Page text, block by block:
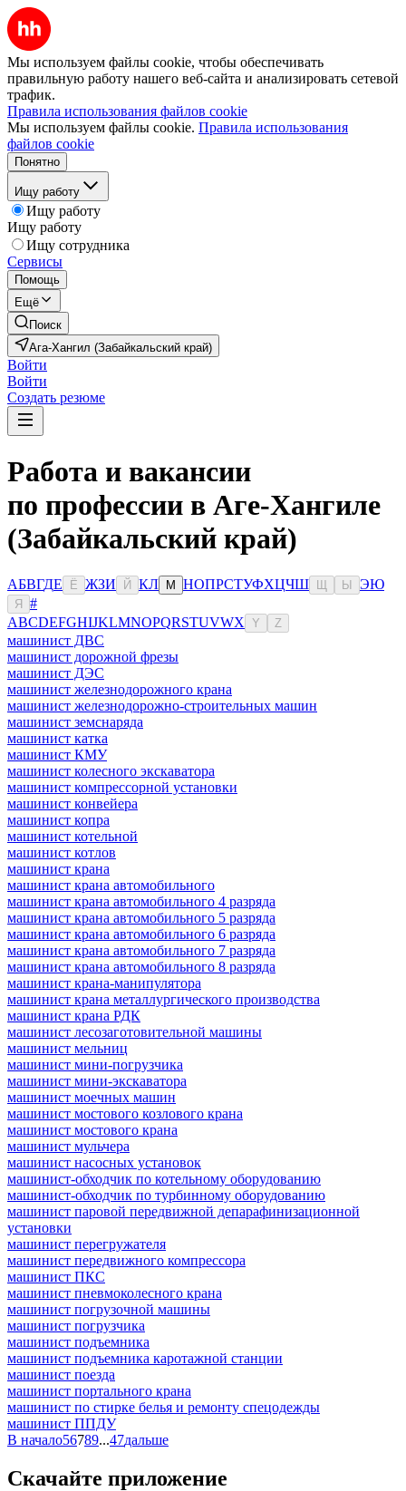
Мы используем файлы cookie, чтобы обеспечивать
правильную работу нашего веб-сайта и анализировать сетевой
трафик.
Правила использования файлов cookie
Мы используем файлы cookie. Правила использования
файлов cookie
Понятно
Ищу работу
Ищу работу
Ищу работу
Ищу сотрудника
Сервисы
Помощь
Ещё
Поиск
Ага-Хангил (Забайкальский край)
Войти
Войти
Создать резюме
Работа и вакансии
по профессии в Аге-Хангиле
(Забайкальский край)
АБВГДЕ Ё ЖЗИ Й КЛ М НОПРСТУФХЦЧШ Ы ЭЮ
Я
#
ABCDEFGHIJKLMNOPQRSTUVWX Y Z
машинист ДВС
машинист дорожной фрезы
машинист ДЭС
машинист железнодорожного крана
машинист железнодорожно-строительных машин
машинист земснаряда
машинист катка
машинист КМУ
машинист колесного экскаватора
машинист компрессорной установки
машинист конвейера
машинист копра
машинист котельной
машинист котлов
машинист крана
машинист крана автомобильного
машинист крана автомобильного 4 разряда
машинист крана автомобильного 5 разряда
машинист крана автомобильного 6 разряда
машинист крана автомобильного 7 разряда
машинист крана автомобильного 8 разряда
машинист крана-манипулятора
машинист крана металлургического производства
машинист крана РДК
машинист лесозаготовительной машины
машинист мельниц
машинист мини-погрузчика
машинист мини-экскаватора
машинист моечных машин
машинист мостового козлового крана
машинист мостового крана
машинист мульчера
машинист насосных установок
машинист-обходчик по котельному оборудованию
машинист-обходчик по турбинному оборудованию
машинист паровой передвижной депарафинизационной
установки
машинист перегружателя
машинист передвижного компрессора
машинист ПКС
машинист пневмоколесного крана
машинист погрузочной машины
машинист погрузчика
машинист подъемника
машинист подъемника каротажной станции
машинист поезда
машинист портального крана
машинист по стирке белья и ремонту спецодежды
машинист ППДУ
В начало56789...47дальше
Скачайте приложение